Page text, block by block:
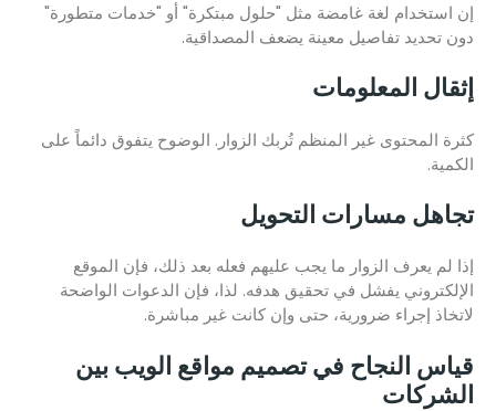
إن استخدام لغة غامضة مثل "حلول مبتكرة" أو "خدمات متطورة"
دون تحديد تفاصيل معينة يضعف المصداقية.
إثقال المعلومات
كثرة المحتوى غير المنظم تُربك الزوار. الوضوح يتفوق دائماً على
الكمية.
تجاهل مسارات التحويل
إذا لم يعرف الزوار ما يجب عليهم فعله بعد ذلك، فإن الموقع
الإلكتروني يفشل في تحقيق هدفه. لذا، فإن الدعوات الواضحة
لاتخاذ إجراء ضرورية، حتى وإن كانت غير مباشرة.
قياس النجاح في تصميم مواقع الويب بين
الشركات